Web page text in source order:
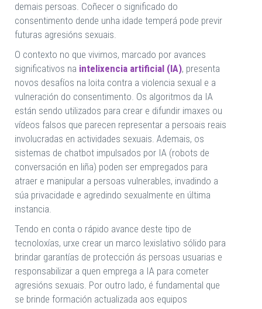
demais persoas. Coñecer o significado do
consentimento dende unha idade temperá pode previr
futuras agresións sexuais.
O contexto no que vivimos, marcado por avances
significativos na intelixencia artificial (IA), presenta
novos desafíos na loita contra a violencia sexual e a
vulneración do consentimento. Os algoritmos da IA
están sendo utilizados para crear e difundir imaxes ou
vídeos falsos que parecen representar a persoais reais
involucradas en actividades sexuais. Ademais, os
sistemas de chatbot impulsados por IA (robots de
conversación en liña) poden ser empregados para
atraer e manipular a persoas vulnerables, invadindo a
súa privacidade e agredindo sexualmente en última
instancia.
Tendo en conta o rápido avance deste tipo de
tecnoloxías, urxe crear un marco lexislativo sólido para
brindar garantías de protección ás persoas usuarias e
responsabilizar a quen emprega a IA para cometer
agresións sexuais. Por outro lado, é fundamental que
se brinde formación actualizada aos equipos